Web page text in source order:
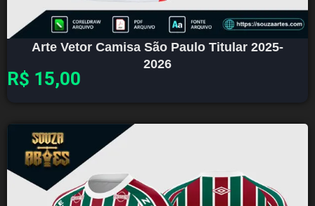
Arte Vetor Camisa São Paulo Titular 2025-
2026
R$ 15,00